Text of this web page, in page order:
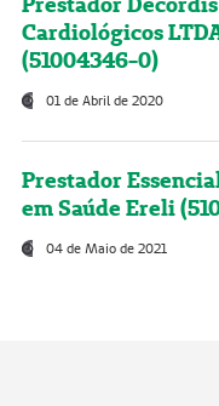
Cardiológicos
(51004346-0)
01 de Abril de 2020
Prestador
em Saúde Ereli
04 de Maio de 2021